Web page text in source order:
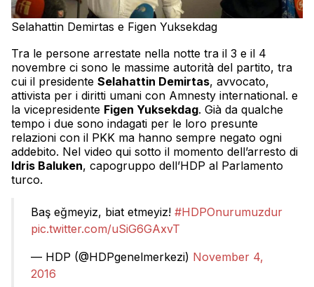
Selahattin Demirtas e Figen Yuksekdag
Tra le persone arrestate nella notte tra il 3 e il 4
novembre ci sono le massime autorità del partito, tra
cui il presidente Selahattin Demirtas, avvocato,
attivista per i diritti umani con Amnesty international. e
la vicepresidente Figen Yuksekdag. Già da qualche
tempo i due sono indagati per le loro presunte
relazioni con il PKK ma hanno sempre negato ogni
addebito. Nel video qui sotto il momento dell’arresto di
Idris Baluken, capogruppo dell’HDP al Parlamento
turco.
Baş eğmeyiz, biat etmeyiz! #HDPOnurumuzdur
pic.twitter.com/uSiG6GAxvT
— HDP (@HDPgenelmerkezi) November 4,
2016